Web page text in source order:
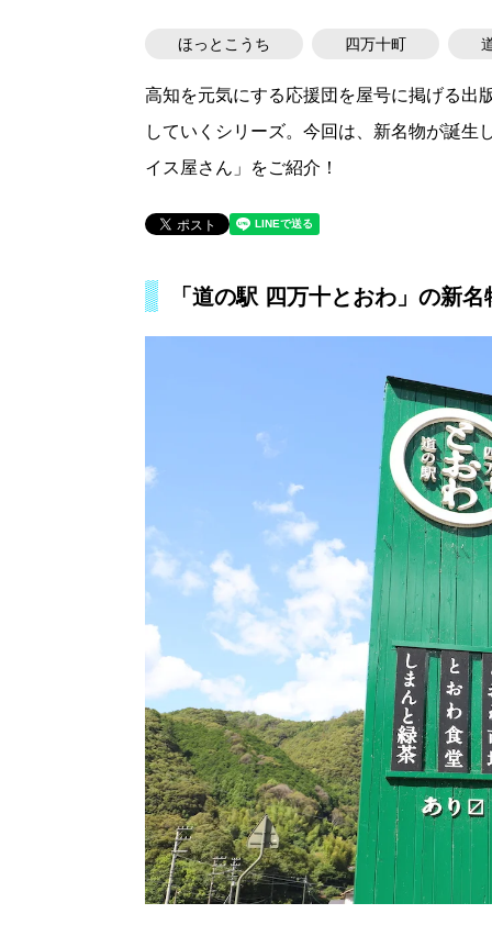
ほっとこうち 四万十町
高知を元気にする応援団を屋号に掲げる出
していくシリーズ。今回は、新名物が誕生
イス屋さん」をご紹介！
「道の駅 四万十とおわ」の新